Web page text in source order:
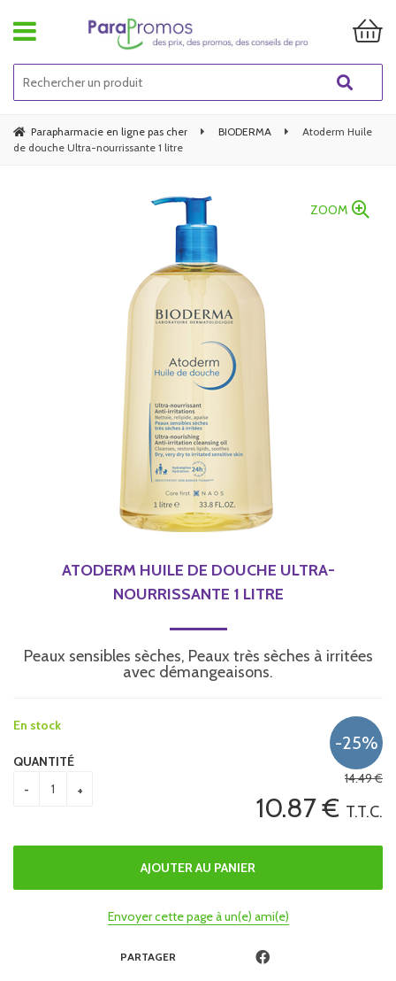
Parapharmacie en ligne pas cher BIODERMA
Atoderm Huile
de douche Ultra-nourrissante 1 litre
ZOOM
ATODERM HUILE DE DOUCHE ULTRA-
NOURRISSANTE 1 LITRE
Peaux sensibles sèches, Peaux très sèches à irritées
avec démangeaisons.
14.49€
10.87€ T.T.C.
En stock
QUANTITÉ
Envoyer cette page à un(e) ami(e)
PARTAGER